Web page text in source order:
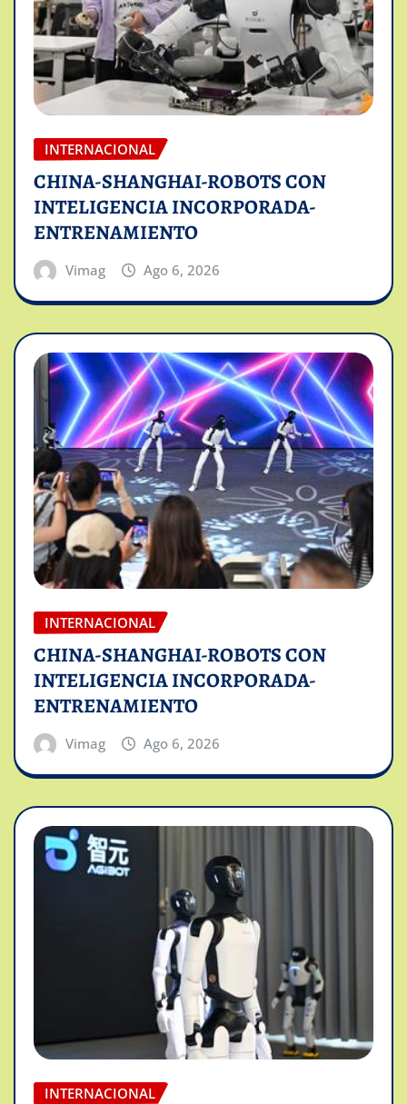
INTERNACIONAL
CHINA-SHANGHAI-ROBOTS CON
INTELIGENCIA INCORPORADA-
ENTRENAMIENTO
Vimag Ago 6, 2026
INTERNACIONAL
CHINA-SHANGHAI-ROBOTS CON
INTELIGENCIA INCORPORADA-
ENTRENAMIENTO
Vimag Ago 6, 2026
INTERNACIONAL